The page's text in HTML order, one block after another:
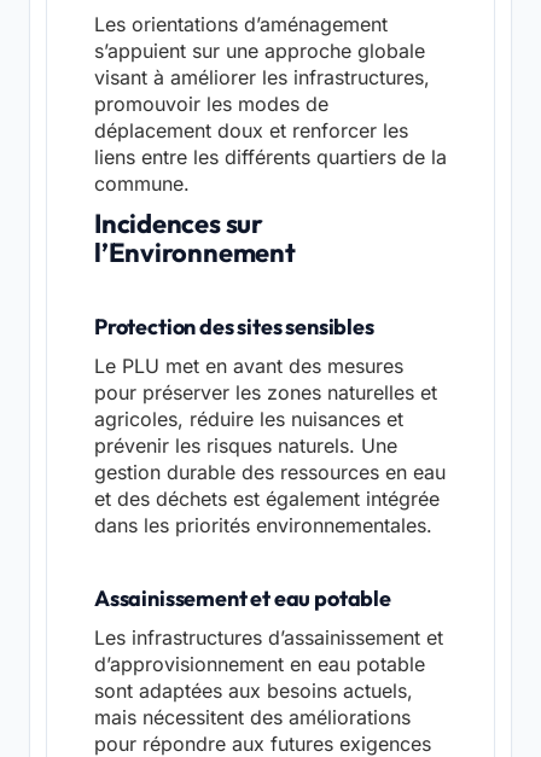
Les orientations d’aménagement
s’appuient sur une approche globale
visant à améliorer les infrastructures,
promouvoir les modes de
déplacement doux et renforcer les
liens entre les différents quartiers de la
commune.
Incidences sur
l’Environnement
Protection des sites sensibles
Le PLU met en avant des mesures
pour préserver les zones naturelles et
agricoles, réduire les nuisances et
prévenir les risques naturels. Une
gestion durable des ressources en eau
et des déchets est également intégrée
dans les priorités environnementales.
Assainissement et eau potable
Les infrastructures d’assainissement et
d’approvisionnement en eau potable
sont adaptées aux besoins actuels,
mais nécessitent des améliorations
pour répondre aux futures exigences